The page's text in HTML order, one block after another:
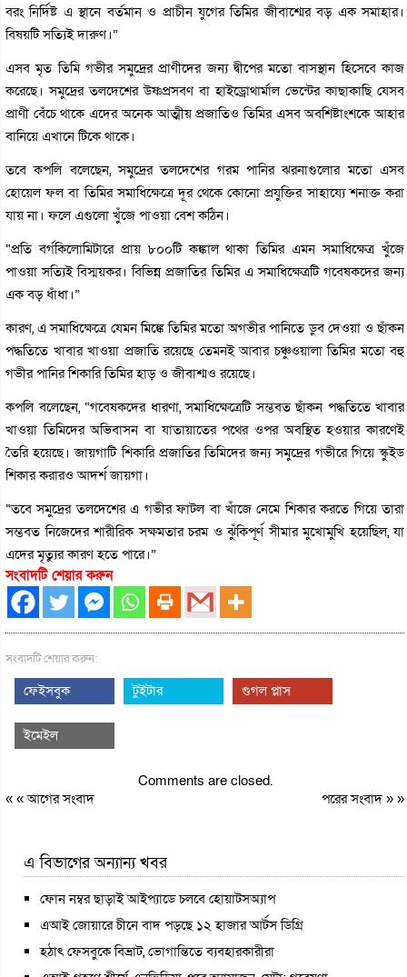
বরং নির্দিষ্ট এ স্থানে বর্তমান ও প্রাচীন যুগের তিমির জীবাশ্মের বড় এক সমাহার।
বিষয়টি সত্যিই দারুণ।”
এসব মৃত তিমি গভীর সমুদ্রের প্রাণীদের জন্য দ্বীপের মতো বাসস্থান হিসেবে কাজ
করেছে। সমুদ্রের তলদেশের উষ্ণপ্রসবণ বা হাইড্রোথার্মাল ভেন্টের কাছাকাছি যেসব
প্রাণী বেঁচে থাকে এদের অনেক আত্মীয় প্রজাতিও তিমির এসব অবশিষ্টাংশকে আহার
বানিয়ে এখানে টিকে থাকে।
তবে কপলি বলেছেন, সমুদ্রের তলদেশের গরম পানির ঝরনাগুলোর মতো এসব
হোয়েল ফল বা তিমির সমাধিক্ষেত্রে দূর থেকে কোনো প্রযুক্তির সাহায্যে শনাক্ত করা
যায় না। ফলে এগুলো খুঁজে পাওয়া বেশ কঠিন।
“প্রতি বর্গকিলোমিটারে প্রায় ৮০০টি কঙ্কাল থাকা তিমির এমন সমাধিক্ষেত্র খুঁজে
পাওয়া সত্যিই বিস্ময়কর। বিভিন্ন প্রজাতির তিমির এ সমাধিক্ষেত্রটি গবেষকদের জন্য
এক বড় ধাঁধা।”
কারণ, এ সমাধিক্ষেত্রে যেমন মিঙ্কে তিমির মতো অগভীর পানিতে ডুব দেওয়া ও ছাঁকন
পদ্ধতিতে খাবার খাওয়া প্রজাতি রয়েছে তেমনই আবার চঞ্চুওয়ালা তিমির মতো বহু
গভীর পানির শিকারি তিমির হাড় ও জীবাশ্মও রয়েছে।
কপলি বলেছেন, “গবেষকদের ধারণা, সমাধিক্ষেত্রেটি সম্ভবত ছাঁকন পদ্ধতিতে খাবার
খাওয়া তিমিদের অভিবাসন বা যাতায়াতের পথের ওপর অবস্থিত হওয়ার কারণেই
তৈরি হয়েছে। জায়গাটি শিকারি প্রজাতির তিমিদের জন্য সমুদ্রের গভীরে গিয়ে স্কুইড
শিকার করারও আদর্শ জায়গা।
“তবে সমুদ্রের তলদেশের এ গভীর ফাটল বা খাঁজে নেমে শিকার করতে গিয়ে তারা
সম্ভবত নিজেদের শারীরিক সক্ষমতার চরম ও ঝুঁকিপূর্ণ সীমার মুখোমুখি হয়েছিল, যা
এদের মৃত্যুর কারণ হতে পারে।”
সংবাদটি শেয়ার করুন
সংবাদটি শেয়ার করুন:
ফেইসবুক টুইটার গুগল প্লাস
ইমেইল
Comments are closed.
« «আগের সংবাদ পরের সংবাদ» »
এ বিভাগের অন্যান্য খবর
ফোন নম্বর ছাড়াই আইপ্যাডে চলবে হোয়াটসঅ্যাপ
এআই জোয়ারে চীনে বাদ পড়ছে ১২ হাজার আর্টস ডিগ্রি
হঠাৎ ফেসবুকে বিভ্রাট, ভোগান্তিতে ব্যবহারকারীরা